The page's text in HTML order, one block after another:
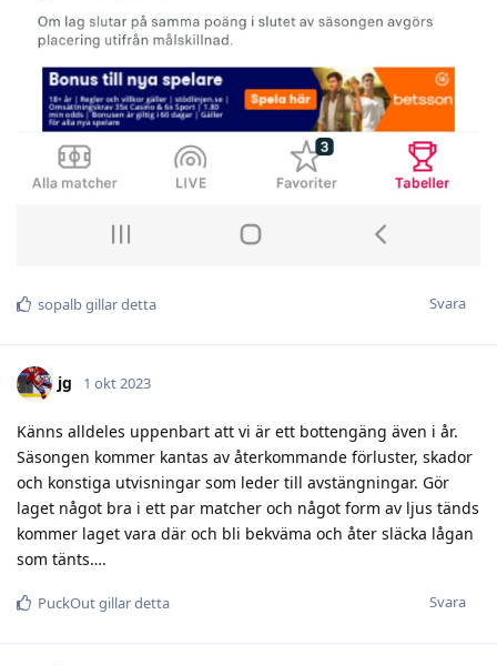
Svara
sopalbgillar detta
jg 1 okt 2023
Känns alldeles uppenbart att vi är ett bottengäng även i år.
Säsongen kommer kantas av återkommande förluster, skador
och konstiga utvisningar som leder till avstängningar. Gör
laget något bra i ett par matcher och något form av ljus tänds
kommer laget vara där och bli bekväma och åter släcka lågan
som tänts….
Svara
PuckOutgillar detta